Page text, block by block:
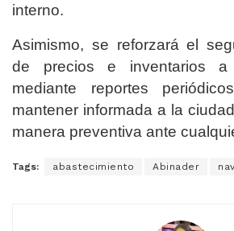
interno.
Asimismo, se reforzará el
de precios e inventarios a
mediante reportes
mantener informada a la
manera preventiva ante
Tags: abastecimiento Abinader